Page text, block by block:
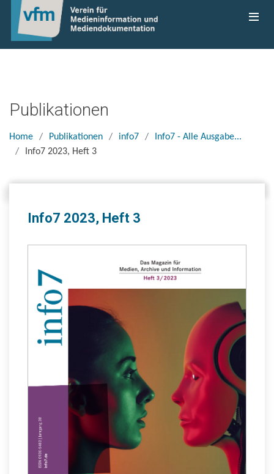
Publikationen
Home Publikationen info7
Info7 - Alle Ausgabe...
Info7 2023, Heft 3
Info7 2023, Heft 3